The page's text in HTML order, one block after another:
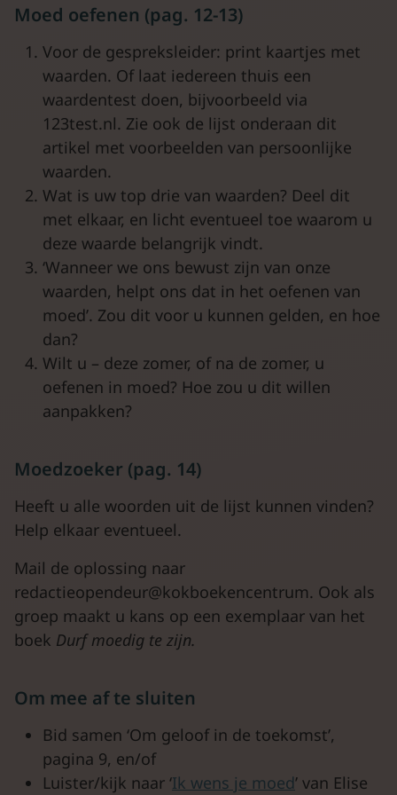
Moed oefenen (pag. 12-13)
Voor de gespreksleider: print kaartjes met
waarden. Of laat iedereen thuis een
waardentest doen, bijvoorbeeld via
123test.nl. Zie ook de lijst onderaan dit
artikel met voorbeelden van persoonlijke
waarden.
Wat is uw top drie van waarden? Deel dit
met elkaar, en licht eventueel toe waarom u
deze waarde belangrijk vindt.
‘Wanneer we ons bewust zijn van onze
waarden, helpt ons dat in het oefenen van
moed’. Zou dit voor u kunnen gelden, en hoe
dan?
Wilt u – deze zomer, of na de zomer, u
oefenen in moed? Hoe zou u dit willen
aanpakken?
Moedzoeker (pag. 14)
Heeft u alle woorden uit de lijst kunnen vinden?
Help elkaar eventueel.
Mail de oplossing naar
redactieopendeur@kokboekencentrum. Ook als
groep maakt u kans op een exemplaar van het
boek Durf moedig te zijn.
Om mee af te sluiten
Bid samen ‘Om geloof in de toekomst’,
pagina 9, en/of
Luister/kijk naar ‘Ik wens je moed’ van Elise